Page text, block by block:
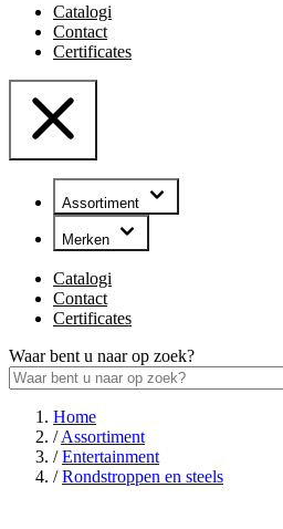
Catalogi
Contact
Certificates
Assortiment
Merken
Catalogi
Contact
Certificates
Waar bent u naar op zoek?
Home
/ Assortiment
/ Entertainment
/ Rondstroppen en steels